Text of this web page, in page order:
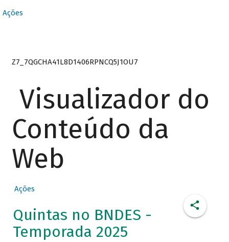
Ações
Z7_7QGCHA41L8D1406RPNCQ5J1OU7
Visualizador do
Conteúdo da
Web
Ações
Quintas no BNDES -
Temporada 2025